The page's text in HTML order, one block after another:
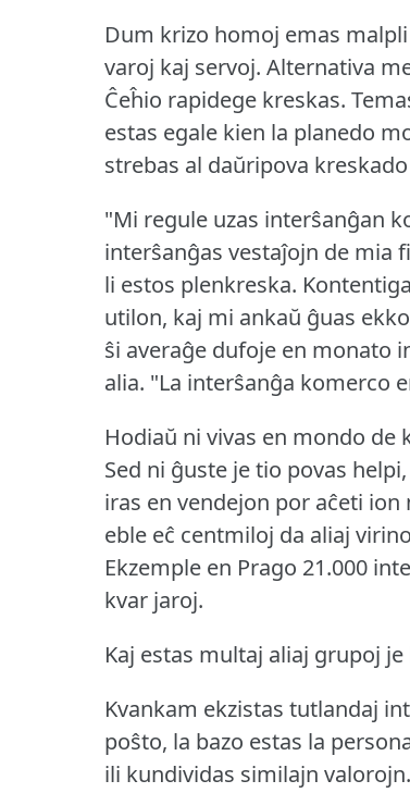
Dum krizo homoj emas
varoj kaj servoj. Alternativa
Ĉeĥio rapidege kreskas.
estas egale kien la planedo
strebas al daŭripova
"Mi regule uzas interŝanĝan
interŝanĝas vestaĵojn de mia
li estos plenkreska.
utilon, kaj mi ankaŭ ĝuas
ŝi averaĝe dufoje en monato
alia. "La interŝanĝa komerco
Hodiaŭ ni vivas en mondo de
Sed ni ĝuste je tio povas
iras en vendejon por aĉeti ion
eble eĉ centmiloj da aliaj
Ekzemple en Prago 21.000
kvar jaroj.
Kaj estas multaj aliaj grupoj
Kvankam ekzistas tutlandaj
poŝto, la bazo estas la
ili kundividas similajn valorojn.